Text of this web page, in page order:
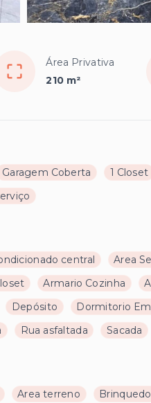
Área Privativa
210 m²
Garagem Coberta 1 Closet
central
Area
Armario Cozinha
Depósito Dormitorio
Rua asfaltada Sacada
Area terreno